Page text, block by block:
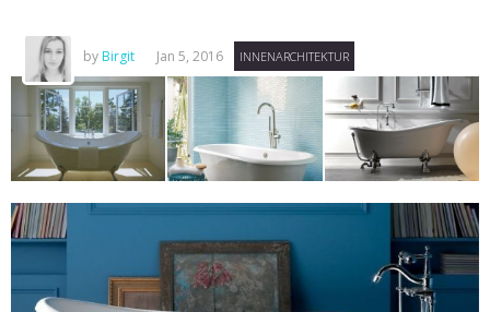
by Birgit Jan 5, 2016 INNENARCHITEKTUR